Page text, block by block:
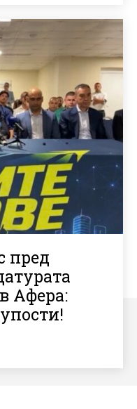
пред
Афера: